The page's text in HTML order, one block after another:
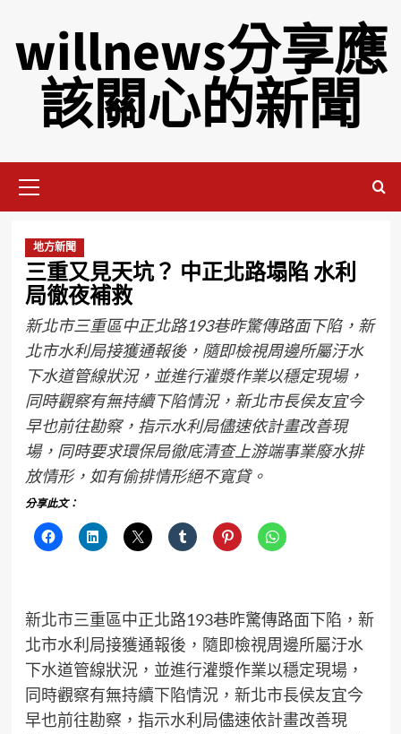
willnews分享應
該關心的新聞
地方新聞
三重又見天坑？ 中正北路塌陷 水利
局徹夜補救
新北市三重區中正北路193巷昨驚傳路面下陷，新
北市水利局接獲通報後，隨即檢視周邊所屬汙水
下水道管線狀況，並進行灌漿作業以穩定現場，
同時觀察有無持續下陷情況，新北市長侯友宜今
早也前往勘察，指示水利局儘速依計畫改善現
場，同時要求環保局徹底清查上游端事業廢水排
放情形，如有偷排情形絕不寬貸。
分享此文：
新北市三重區中正北路193巷昨驚傳路面下陷，新
北市水利局接獲通報後，隨即檢視周邊所屬汙水
下水道管線狀況，並進行灌漿作業以穩定現場，
同時觀察有無持續下陷情況，新北市長侯友宜今
早也前往勘察，指示水利局儘速依計畫改善現